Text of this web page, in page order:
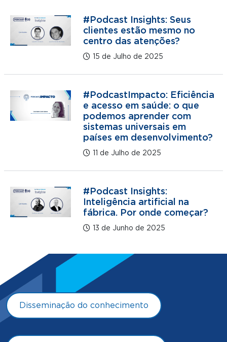
#Podcast Insights: Seus
clientes estão mesmo no
centro das atenções?
15 de Julho de 2025
#PodcastImpacto: Eficiência
e acesso em saúde: o que
podemos aprender com
sistemas universais em
países em desenvolvimento?
11 de Julho de 2025
#Podcast Insights:
Inteligência artificial na
fábrica. Por onde começar?
13 de Junho de 2025
Disseminação do conhecimento